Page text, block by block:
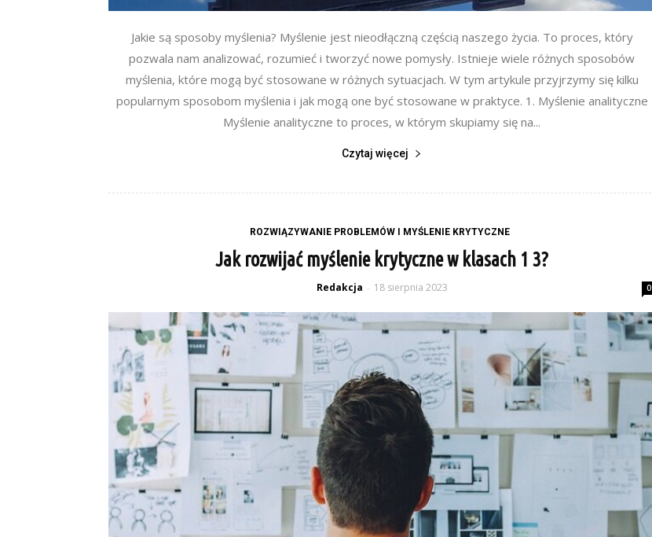
Jakie są sposoby myślenia? Myślenie jest nieodłączną częścią naszego życia. To proces, który
pozwala nam analizować, rozumieć i tworzyć nowe pomysły. Istnieje wiele różnych sposobów
myślenia, które mogą być stosowane w różnych sytuacjach. W tym artykule przyjrzymy się kilku
popularnym sposobom myślenia i jak mogą one być stosowane w praktyce. 1. Myślenie analityczne
Myślenie analityczne to proces, w którym skupiamy się na...
Czytaj więcej
ROZWIĄZYWANIE PROBLEMÓW I MYŚLENIE KRYTYCZNE
Jak rozwijać myślenie krytyczne w klasach 1 3?
Redakcja - 18 sierpnia 2023 0